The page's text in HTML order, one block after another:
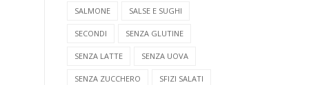
SALMONE SALSE E SUGHI
SECONDI SENZA GLUTINE
SENZA LATTE SENZA UOVA
SENZA ZUCCHERO SFIZI SALATI